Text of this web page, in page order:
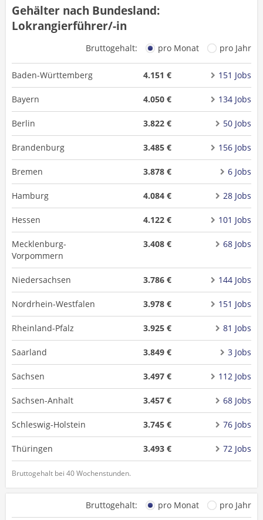
Gehälter nach Bundesland:
Lokrangierführer/-in
Bruttogehalt: pro Monat pro Jahr
Baden-Württemberg 4.151 € 151 Jobs
Bayern 4.050 € 134 Jobs
Berlin 3.822 € 50 Jobs
Brandenburg 3.485 € 156 Jobs
Bremen 3.878 € 6 Jobs
Hamburg 4.084 € 28 Jobs
Hessen 4.122 € 101 Jobs
Mecklenburg-
Vorpommern
3.408 € 68 Jobs
Niedersachsen 3.786 € 144 Jobs
Nordrhein-Westfalen 3.978 € 151 Jobs
Rheinland-Pfalz 3.925 € 81 Jobs
Saarland 3.849 € 3 Jobs
Sachsen 3.497 € 112 Jobs
Sachsen-Anhalt 3.457 € 68 Jobs
Schleswig-Holstein 3.745 € 76 Jobs
Thüringen 3.493 € 72 Jobs
Bruttogehalt bei 40 Wochenstunden.
Bruttogehalt: pro Monat
pro Jahr